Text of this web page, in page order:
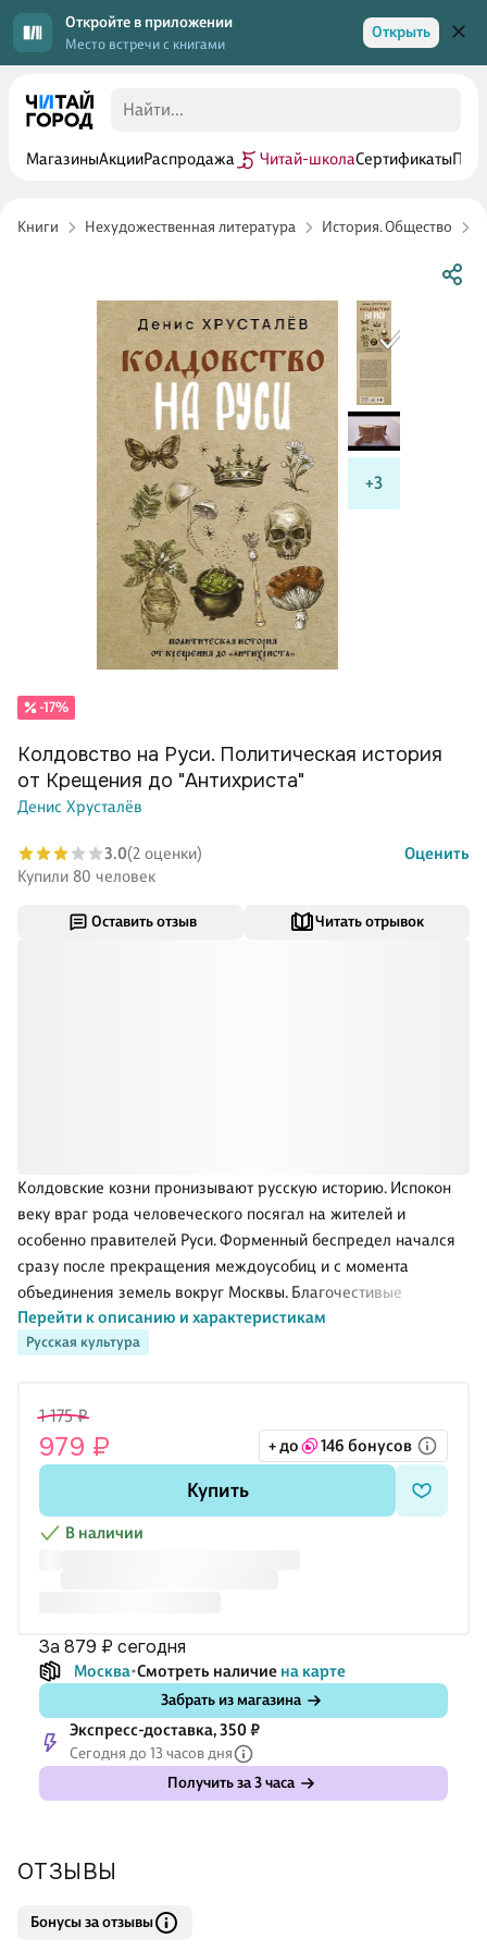
Откройте в приложении
Место встречи с книгами
Открыть
МагазиныАкцииРаспродажа Читай-школаСертификаты
Книги Нехудожественная литература История. Общество
+3
Оставить отзыв Читать отрывок
Русская культура
Колдовские козни пронизывают русскую историю. Испокон
веку враг рода человеческого посягал на жителей и
особенно правителей Руси. Форменный беспредел начался
сразу после прекращения междоусобиц и с момента
объединения земель вокруг Москвы. Благочестивые
государи подвергались непрестанным нападкам
сатанинских сил, колдунов, ведьм, волхвов и волшебников.
магическими практиками пытались повлиять на Российское
государство и его первых лиц. С первых дней и до Петра
Великого, от Крещения до "Антихриста", от залесских
княжеств до империи, от волхвов до волшебников. Денис
Хрусталёв – росси
Перейти к описанию и характеристикам
-17%
Колдовство на Руси. Политическая история
от Крещения до "Антихриста"
Денис Хрусталёв
3.0(2 оценки)
Оценить
Купили 80 человек
1 175 ₽
979 ₽ + до 146 бонусов
Купить
В наличии
за 879 ₽ сегодня
Москва Смотреть наличие на карте
Забрать из магазина
Экспресс-доставка, 350 ₽
Сегодня до 13 часов дня
Получить за 3 часа
ОТЗЫВЫ
Бонусы за отзывы